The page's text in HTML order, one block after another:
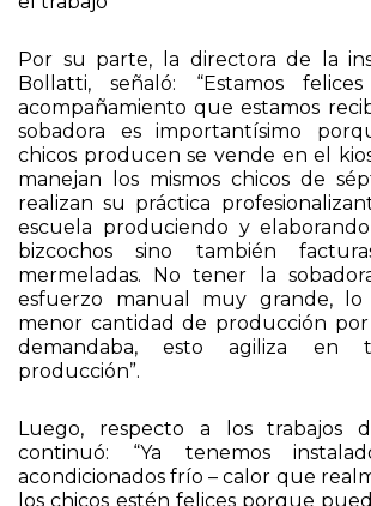
el trabajo”
Por su parte, la directora de la
Bollatti, señaló: “Estamos
acompañamiento que estamos
sobadora es importantísimo
chicos producen se vende en el
manejan los mismos chicos de
realizan su práctica
escuela produciendo y
bizcochos sino también
mermeladas. No tener la
esfuerzo manual muy grande, lo
menor cantidad de producción
demandaba, esto agiliza en
producción”.
Luego, respecto a los trabajos
continuó: “Ya tenemos
acondicionados frío – calor que